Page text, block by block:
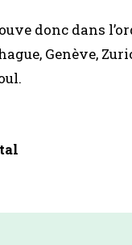
donc dans
Genève,